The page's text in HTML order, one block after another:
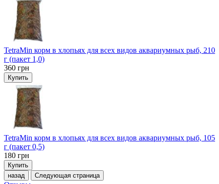
TetraMin корм в хлопьях для всех видов аквариумных рыб, 210
г (пакет 1,0)
360 грн
Купить
TetraMin корм в хлопьях для всех видов аквариумных рыб, 105
г (пакет 0,5)
180 грн
Купить
назад
Следующая страница